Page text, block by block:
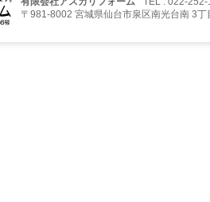
〒981-8002 宮城県仙台市泉区南光台南 3丁